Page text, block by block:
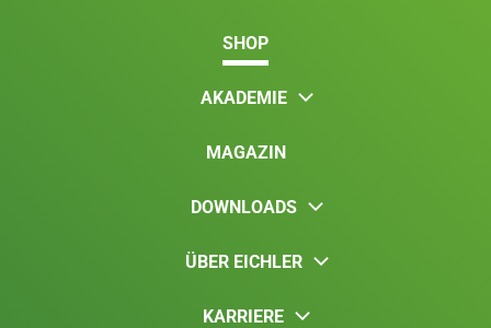
SHOP
AKADEMIE
MAGAZIN
DOWNLOADS
ÜBER EICHLER
KARRIERE